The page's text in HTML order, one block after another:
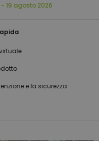
- 19 agosto 2026
e la sicurezza